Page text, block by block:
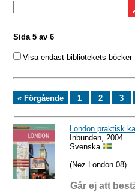
Sida 5 av 6
Visa endast bibliotekets böcker
« Förgående 1 2 3
London praktisk
Inbunden, 2004
Svenska
(Nez London.08)
Går ej att